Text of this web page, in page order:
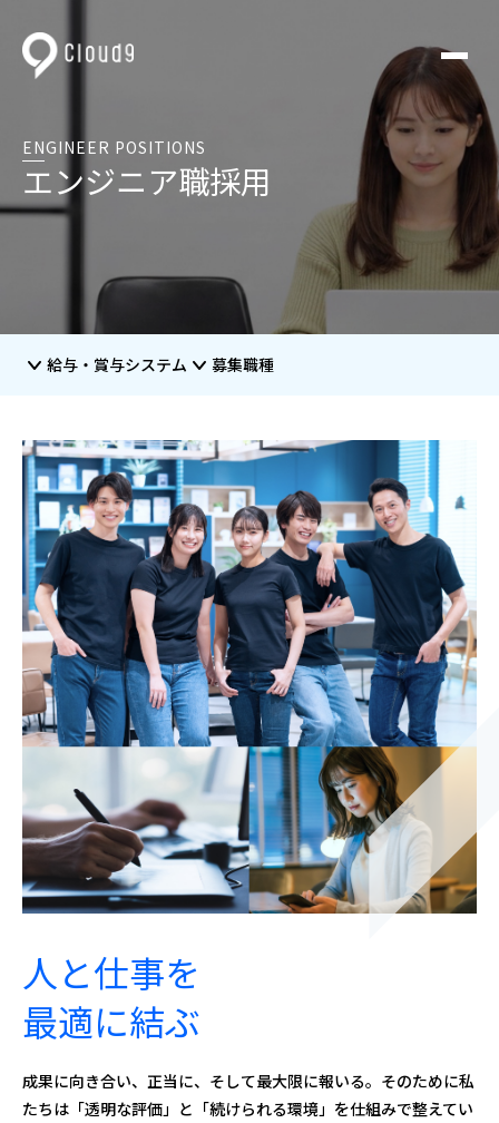
ENGINEER POSITIONS
エンジニア職採用
給与・賞与システム 募集職種
人と仕事を
最適に結ぶ
成果に向き合い、正当に、そして最大限に報いる。そのために私
たちは「透明な評価」と「続けられる環境」を仕組みで整えてい